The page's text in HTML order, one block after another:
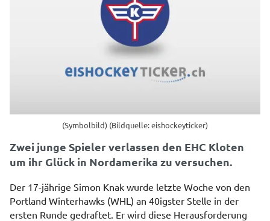
(Symbolbild) (Bildquelle: eishockeyticker)
Zwei junge Spieler verlassen den EHC Kloten
um ihr Glück in Nordamerika zu versuchen.
Der 17-jährige Simon Knak wurde letzte Woche von den
Portland Winterhawks (WHL) an 40igster Stelle in der
ersten Runde gedraftet. Er wird diese Herausforderung